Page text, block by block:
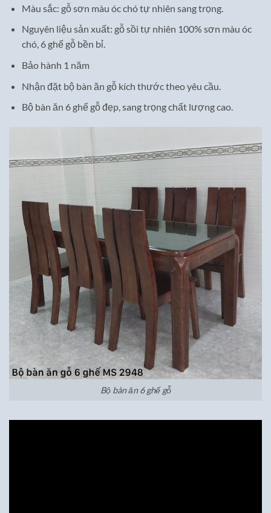
Màu sắc: gỗ sơn màu óc chó tự nhiên sang trọng.
Nguyên liệu sản xuất: gỗ sồi tự nhiên 100% sơn màu óc
chó, 6 ghế gỗ bền bỉ.
Bảo hành 1 năm
Nhận đặt bộ bàn ăn gỗ kích thước theo yêu cầu.
Bộ bàn ăn 6 ghế gỗ đẹp, sang trọng chất lượng cao.
Bộ bàn ăn 6 ghế gỗ